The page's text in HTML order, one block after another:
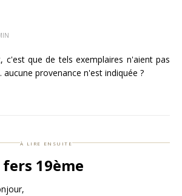
c'est que de tels exemplaires n'aient pas
provenance n'est indiquée ?
à lire ensuite
19ème